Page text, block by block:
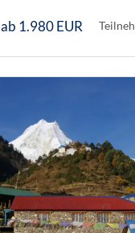
ab 1.980 EUR